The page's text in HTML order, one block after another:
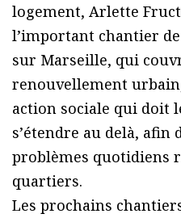
logement, Arlette
lʼimportant chantier
sur Marseille, qui
renouvellement
action sociale qui doit
sʼétendre au delà, afin
problèmes quotidiens
quartiers.
Les prochains